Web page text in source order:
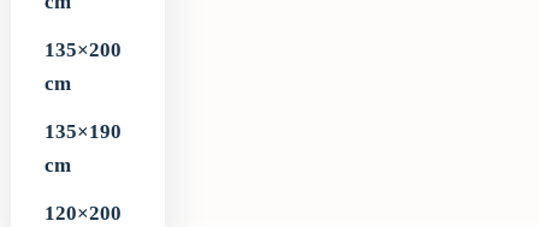
135×200
cm
135×190
cm
120×200